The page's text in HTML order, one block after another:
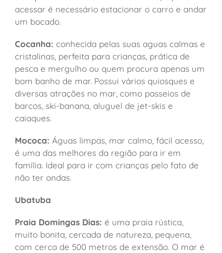
acessar é necessário estacionar o carro e andar
um bocado.
Cocanha: conhecida pelas suas aguas calmas e
cristalinas, perfeita para crianças, prática de
pesca e mergulho ou quem procura apenas um
bom banho de mar. Possui vários quiosques e
diversas atrações no mar, como passeios de
barcos, ski-banana, aluguel de jet-skis e
caiaques.
Mococa: Águas limpas, mar calmo, fácil acesso,
é uma das melhores da região para ir em
família. Ideal para ir com crianças pelo fato de
não ter ondas.
Ubatuba
Praia Domingas Dias: é uma praia rústica,
muito bonita, cercada de natureza, pequena,
com cerca de 500 metros de extensão. O mar é